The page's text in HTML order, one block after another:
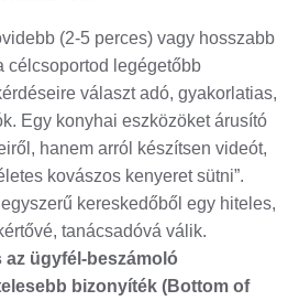
(2-5 perces) vagy hosszabb
célcsoportod legégetőbb
választ adó, gyakorlatias,
Egy konyhai eszközöket árusító
hanem arról készítsen videót,
kovászos kenyeret sütni”.
kereskedőből egy hiteles,
tanácsadóvá válik.
az ügyfél-beszámoló
bizonyíték (Bottom of